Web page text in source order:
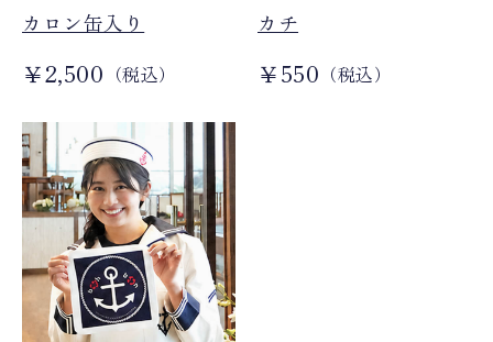
カロン缶入り
￥2,500 （税込）
カチ
￥550 （税込）